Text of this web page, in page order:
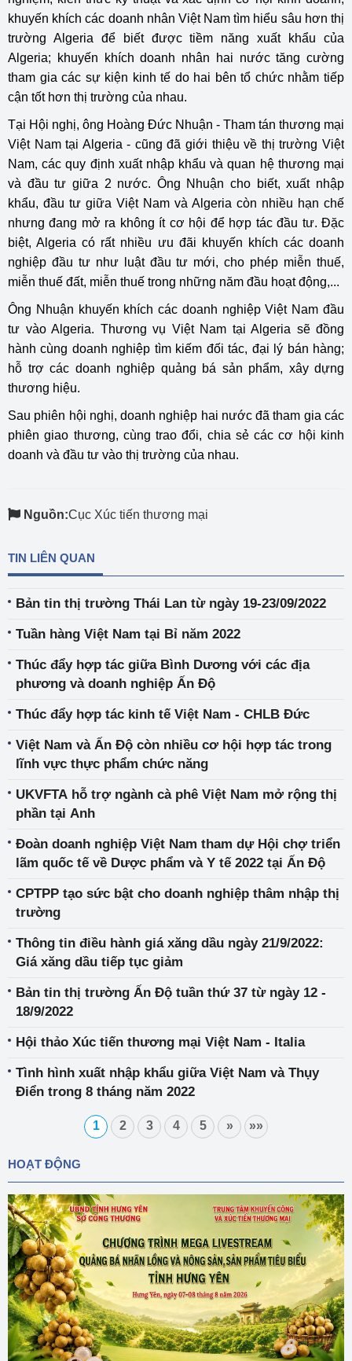
khuyến khích các doanh nhân Việt Nam tìm hiểu sâu hơn thị
trường Algeria để biết được tiềm năng xuất khẩu của
Algeria; khuyến khích doanh nhân hai nước tăng cường
tham gia các sự kiện kinh tế do hai bên tổ chức nhằm tiếp
cận tốt hơn thị trường của nhau.
Tại Hội nghị, ông Hoàng Đức Nhuận - Tham tán thương mại
Việt Nam tại Algeria - cũng đã giới thiệu về thị trường Việt
Nam, các quy định xuất nhập khẩu và quan hệ thương mại
và đầu tư giữa 2 nước. Ông Nhuận cho biết, xuất nhập
khẩu, đầu tư giữa Việt Nam và Algeria còn nhiều hạn chế
nhưng đang mở ra không ít cơ hội để hợp tác đầu tư. Đặc
biệt, Algeria có rất nhiều ưu đãi khuyến khích các doanh
nghiệp đầu tư như luật đầu tư mới, cho phép miễn thuế,
miễn thuế đất, miễn thuế trong những năm đầu hoạt động,...
Ông Nhuận khuyến khích các doanh nghiệp Việt Nam đầu
tư vào Algeria. Thương vụ Việt Nam tại Algeria sẽ đồng
hành cùng doanh nghiệp tìm kiếm đối tác, đại lý bán hàng;
hỗ trợ các doanh nghiệp quảng bá sản phẩm, xây dựng
thương hiệu.
Sau phiên hội nghị, doanh nghiệp hai nước đã tham gia các
phiên giao thương, cùng trao đổi, chia sẻ các cơ hội kinh
doanh và đầu tư vào thị trường của nhau.
Nguồn:Cục Xúc tiến thương mại
TIN LIÊN QUAN
Bản tin thị trường Thái Lan từ ngày 19-23/09/2022
Tuần hàng Việt Nam tại Bỉ năm 2022
Thúc đẩy hợp tác giữa Bình Dương với các địa
phương và doanh nghiệp Ấn Độ
Thúc đẩy hợp tác kinh tế Việt Nam - CHLB Đức
Việt Nam và Ấn Độ còn nhiều cơ hội hợp tác trong
lĩnh vực thực phẩm chức năng
UKVFTA hỗ trợ ngành cà phê Việt Nam mở rộng thị
phần tại Anh
Đoàn doanh nghiệp Việt Nam tham dự Hội chợ triển
lãm quốc tế về Dược phẩm và Y tế 2022 tại Ấn Độ
CPTPP tạo sức bật cho doanh nghiệp thâm nhập thị
trường
Thông tin điều hành giá xăng dầu ngày 21/9/2022:
Giá xăng dầu tiếp tục giảm
Bản tin thị trường Ấn Độ tuần thứ 37 từ ngày 12 -
18/9/2022
Hội thảo Xúc tiến thương mại Việt Nam - Italia
Tình hình xuất nhập khẩu giữa Việt Nam và Thụy
Điển trong 8 tháng năm 2022
1 2 3 4 5 » »»
HOẠT ĐỘNG